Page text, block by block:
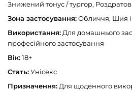
Знижений тонус / тургор,
Зона застосування:Обличчя, Шия і
Використання: Для домашнього
професійного застосування
Вік:18+
Стать:Унісекс
Призначення: Для щоденного